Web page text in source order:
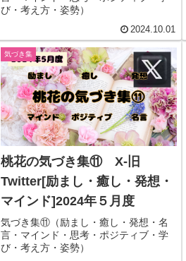
び・考え方・姿勢）
2024.10.01
気づき集
桃花の気づき集⑪ X-旧
Twitter[励まし・癒し・発想・
マインド]2024年５月度
気づき集⑪（励まし・癒し・発想・名
言・マインド・思考・ポジティブ・学
び・考え方・姿勢）